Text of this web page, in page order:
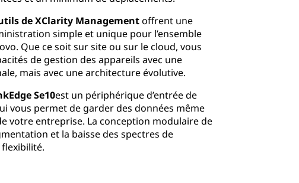
de XClarity Managementoffrent une
simple et unique pour l’ensemble
Que ce soit sur site ou sur le cloud, vous
de gestion des appareils avec une
mais avec une architecture évolutive.
Se10est un périphérique d’entrée de
vous permet de garder des données même
votre entreprise. La conception modulaire de
et la baisse des spectres de